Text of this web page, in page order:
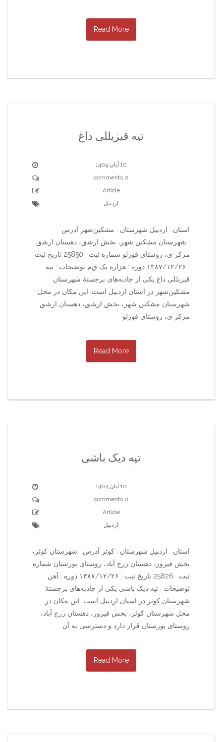
Read More
تپه قیزیللی داغ
10 آبان 1404
0 comments
Article
اردبیل
استان : اردبیل شهرستان : مشکین‌شهر آدرس
: شهرستان مشکین شهر، بخش ارشق، دهستان ارشق
مرکز ی، روستای قورلو شماره ثبت : 25850 تاریخ ثبت
: ۱۳۸۷/۱۲/۲۶ دوره : هزاره یک ق‌م‌ توضیحات : تپه
قیزیللی داغ یکی از جاذبه‌های برجستهٔ شهرستان
مشکین‌شهر در استان اردبیل است. این مکان در محل
شهرستان مشکین شهر، بخش ارشق، دهستان ارشق
مرکز ی، روستای قورلو
Read More
تپه دیک باشی
10 آبان 1404
0 comments
Article
اردبیل
استان : اردبیل شهرستان : کوثر آدرس : شهرستان کوثر،
بخش فیروز، دهستان زرج آباد، روستای بورستان شماره
ثبت : 25826 تاریخ ثبت : ۱۳۸۷/۱۲/۲۶ دوره : آهن
توضیحات : تپه دیک باشی یکی از جاذبه‌های برجستهٔ
شهرستان کوثر در استان اردبیل است. این مکان در
محل شهرستان کوثر، بخش فیروز، دهستان زرج آباد،
روستای بورستان قرار دارد و دسترسی به آن
Read More